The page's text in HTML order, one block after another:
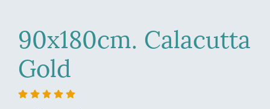
90x180cm. Calacutta
Gold